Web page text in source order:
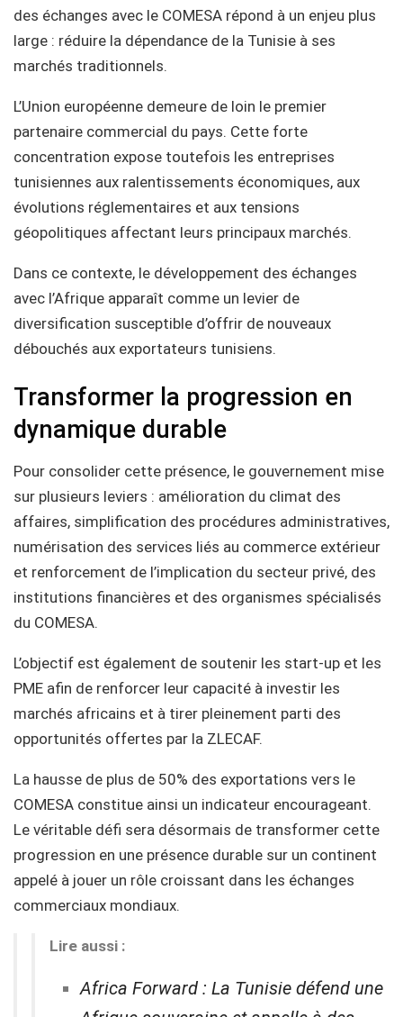
des échanges avec le COMESA répond à un enjeu plus
large : réduire la dépendance de la Tunisie à ses
marchés traditionnels.
L’Union européenne demeure de loin le premier
partenaire commercial du pays. Cette forte
concentration expose toutefois les entreprises
tunisiennes aux ralentissements économiques, aux
évolutions réglementaires et aux tensions
géopolitiques affectant leurs principaux marchés.
Dans ce contexte, le développement des échanges
avec l’Afrique apparaît comme un levier de
diversification susceptible d’offrir de nouveaux
débouchés aux exportateurs tunisiens.
Transformer la progression en
dynamique durable
Pour consolider cette présence, le gouvernement mise
sur plusieurs leviers : amélioration du climat des
affaires, simplification des procédures administratives,
numérisation des services liés au commerce extérieur
et renforcement de l’implication du secteur privé, des
institutions financières et des organismes spécialisés
du COMESA.
L’objectif est également de soutenir les start-up et les
PME afin de renforcer leur capacité à investir les
marchés africains et à tirer pleinement parti des
opportunités offertes par la ZLECAF.
La hausse de plus de 50% des exportations vers le
COMESA constitue ainsi un indicateur encourageant.
Le véritable défi sera désormais de transformer cette
progression en une présence durable sur un continent
appelé à jouer un rôle croissant dans les échanges
commerciaux mondiaux.
Lire aussi :
Africa Forward : La Tunisie défend une